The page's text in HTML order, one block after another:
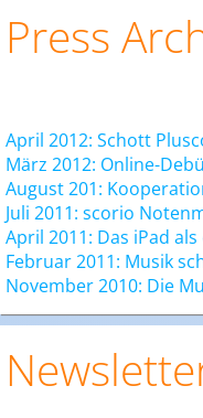
Press
April 2012: Schott
März 2012: Online-
August 201:
Juli 2011: scorio
April 2011: Das iPad
Februar 2011: Musik
November 2010: Die